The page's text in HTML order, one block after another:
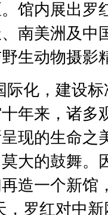
馆内展出罗
南美洲及中
生动物摄影
化，建设标
年来，诸多
现的生命之
大的鼓舞。
造一个新馆
，罗红对中